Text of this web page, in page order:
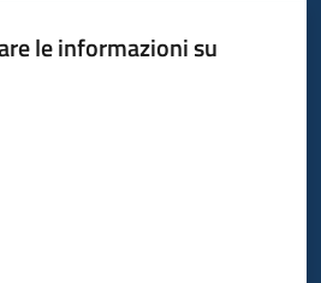
le informazioni su